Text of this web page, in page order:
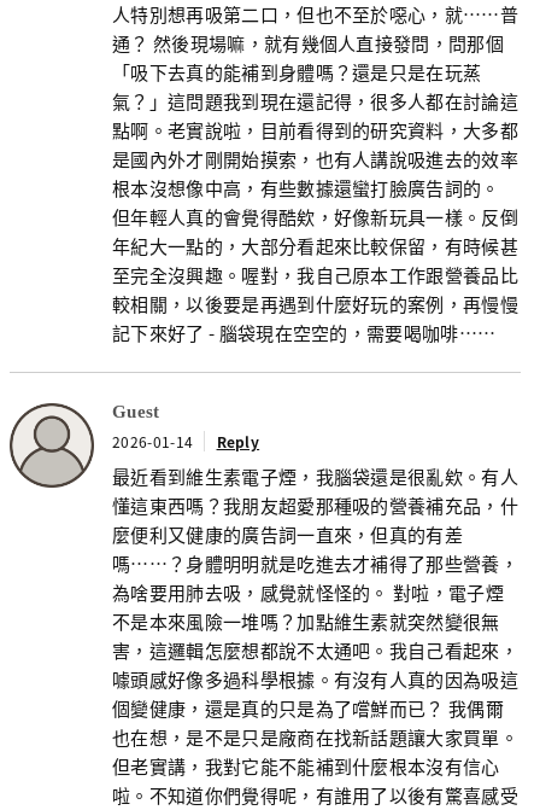
人特別想再吸第二口，但也不至於噁心，就……普
通？ 然後現場嘛，就有幾個人直接發問，問那個
「吸下去真的能補到身體嗎？還是只是在玩蒸
氣？」這問題我到現在還記得，很多人都在討論這
點啊。老實說啦，目前看得到的研究資料，大多都
是國內外才剛開始摸索，也有人講說吸進去的效率
根本沒想像中高，有些數據還蠻打臉廣告詞的。
但年輕人真的會覺得酷欸，好像新玩具一樣。反倒
年紀大一點的，大部分看起來比較保留，有時候甚
至完全沒興趣。喔對，我自己原本工作跟營養品比
較相關，以後要是再遇到什麼好玩的案例，再慢慢
記下來好了 - 腦袋現在空空的，需要喝咖啡……
Guest
2026-01-14 Reply
最近看到維生素電子煙，我腦袋還是很亂欸。有人
懂這東西嗎？我朋友超愛那種吸的營養補充品，什
麼便利又健康的廣告詞一直來，但真的有差
嗎……？身體明明就是吃進去才補得了那些營養，
為啥要用肺去吸，感覺就怪怪的。 對啦，電子煙
不是本來風險一堆嗎？加點維生素就突然變很無
害，這邏輯怎麼想都說不太通吧。我自己看起來，
噱頭感好像多過科學根據。有沒有人真的因為吸這
個變健康，還是真的只是為了嚐鮮而已？ 我偶爾
也在想，是不是只是廠商在找新話題讓大家買單。
但老實講，我對它能不能補到什麼根本沒有信心
啦。不知道你們覺得呢，有誰用了以後有驚喜感受